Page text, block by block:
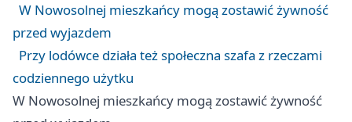
W Nowosolnej mieszkańcy mogą zostawić żywność
przed wyjazdem
Przy lodówce działa też społeczna szafa z rzeczami
codziennego użytku
W Nowosolnej mieszkańcy mogą zostawić żywność